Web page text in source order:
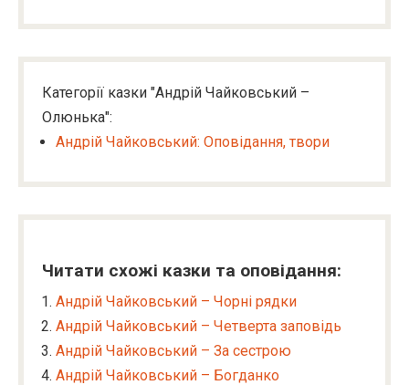
Категорії казки "Андрій Чайковський –
Олюнька":
Андрій Чайковський: Оповідання, твори
Читати схожі казки та оповідання:
Андрій Чайковський – Чорні рядки
Андрій Чайковський – Четверта заповідь
Андрій Чайковський – За сестрою
Андрій Чайковський – Богданко